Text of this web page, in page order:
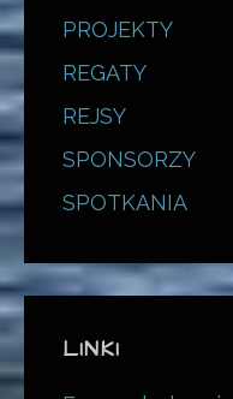
PROJEKTY
REGATY
REJSY
SPONSORZY
SPOTKANIA
LINKI